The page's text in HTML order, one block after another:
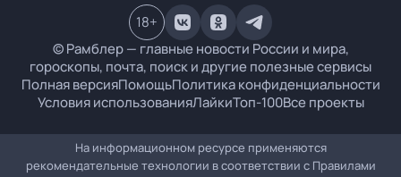
© Рамблер — главные новости России и мира,
гороскопы, почта, поиск и другие полезные сервисы
Полная версияПомощьПолитика конфиденциальности
Условия использованияЛайкиТоп-100Все проекты
18+
На информационном ресурсе применяются
рекомендательные технологии в соответствии с Правилами